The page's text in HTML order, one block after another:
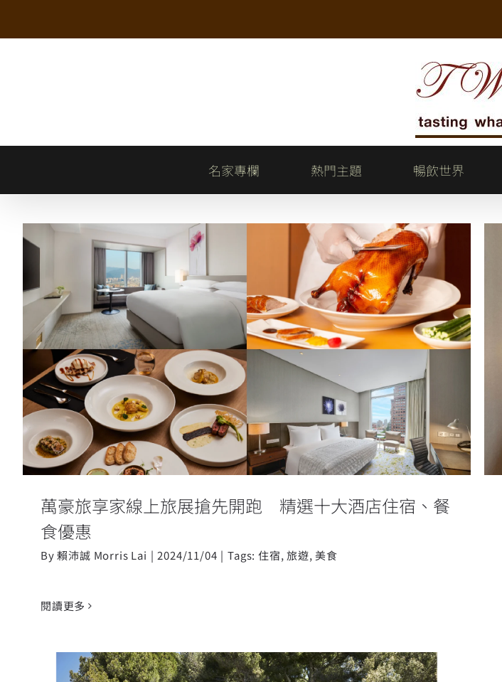
to
名家專欄 熱門主題 暢飲世界
萬豪旅享家線上旅展搶先開跑 精選十大酒店住
宿、餐食優惠
萬豪旅享家線上旅展搶先開跑 精選十大酒店住宿、餐
食優惠
By賴沛誠 Morris Lai | 2024/11/04 | Tags:住宿,旅遊,美食
閱讀更多